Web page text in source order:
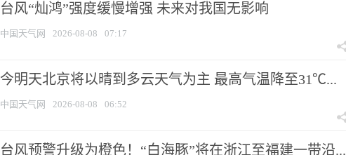
台风“灿鸿”强度缓慢增强 未来对我国无影响
中国天气网 2026-08-08 07:17
今明天北京将以晴到多云天气为主 最高气温降至31℃...
中国天气网 2026-08-08 06:52
台风预警升级为橙色！“白海豚”将在浙江至福建一带沿...